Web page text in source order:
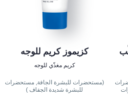
كزيموز كريم للوجه
كريم مغذّي للوجه
(مستحضرات للبشرة الجافة, مستحضرات
للبشرة شديدة الجفاف )